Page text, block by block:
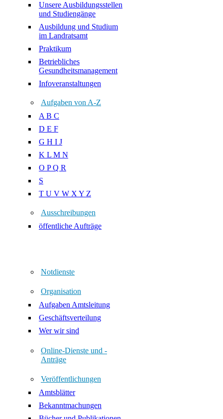
Unsere Ausbildungsstellen
und Studiengänge
Ausbildung und Studium
im Landratsamt
Praktikum
Betriebliches
Gesundheitsmanagement
Infoveranstaltungen
Aufgaben von A-Z
A B C
D E F
G H I J
K L M N
O P Q R
S
T U V W X Y Z
Ausschreibungen
öffentliche Aufträge
Notdienste
Organisation
Aufgaben Amtsleitung
Geschäftsverteilung
Wer wir sind
Online-Dienste und -
Anträge
Veröffentlichungen
Amtsblätter
Bekanntmachungen